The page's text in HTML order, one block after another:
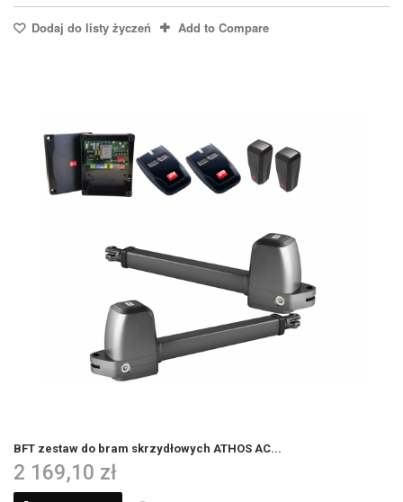
Dodaj do listy życzeń Add to Compare
BFT zestaw do bram skrzydłowych ATHOS AC...
2 169,10 zł